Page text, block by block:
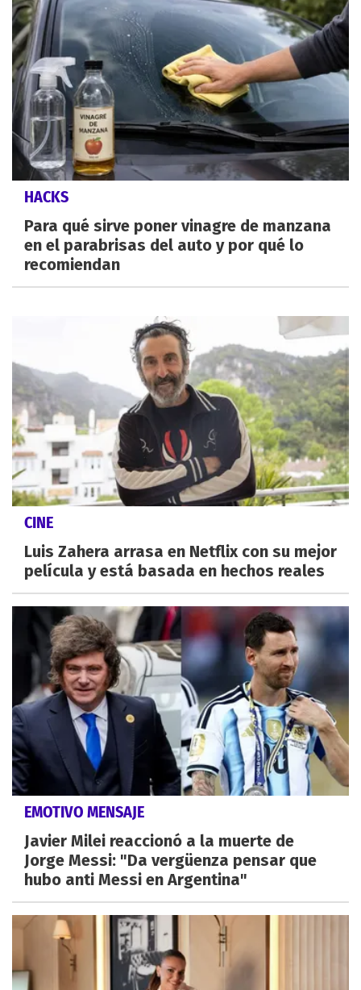
HACKS
Para qué sirve poner vinagre de manzana
en el parabrisas del auto y por qué lo
recomiendan
CINE
Luis Zahera arrasa en Netflix con su mejor
película y está basada en hechos reales
EMOTIVO MENSAJE
Javier Milei reaccionó a la muerte de
Jorge Messi: "Da vergüenza pensar que
hubo anti Messi en Argentina"